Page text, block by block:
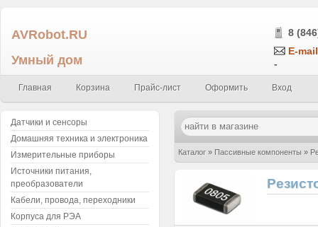
AVRobot.RU
Умный дом
8
E-
-
Главная Корзина Прайс-лист Оформить Вход
Каталог » Пассивные компоненты »
Датчики и сенсоры
Домашняя техника и электроника
Измерительные приборы
Источники питания,
преобразователи
Кабели, провода, переходники
Корпуса для РЭА